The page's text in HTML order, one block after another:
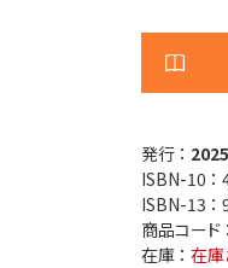
退院調整
発行 ：
ISBN-10 ：
ISBN-13 ：
商品コード ：
在庫 ： 在庫